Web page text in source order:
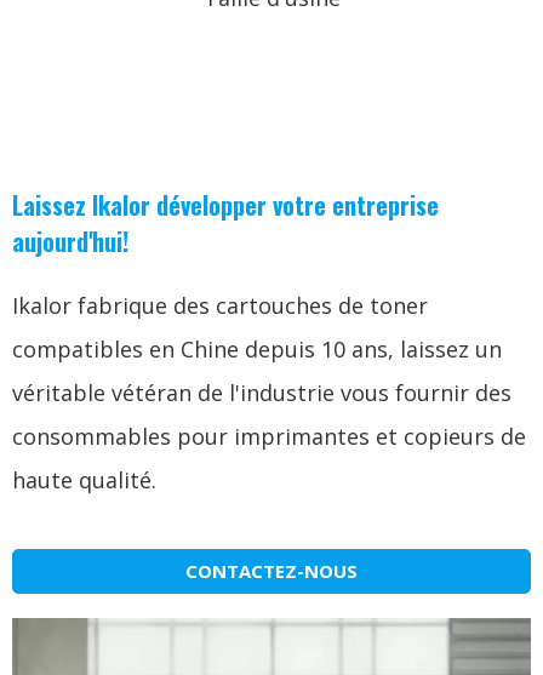
Laissez Ikalor développer votre entreprise
aujourd'hui!
Ikalor fabrique des cartouches de toner
compatibles en Chine depuis 10 ans, laissez un
véritable vétéran de l'industrie vous fournir des
consommables pour imprimantes et copieurs de
haute qualité.
CONTACTEZ-NOUS